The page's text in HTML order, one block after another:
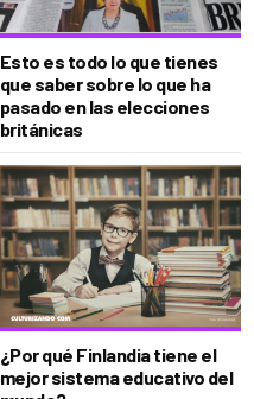
Esto es todo lo que tienes
que saber sobre lo que ha
pasado en las elecciones
británicas
¿Por qué Finlandia tiene el
mejor sistema educativo del